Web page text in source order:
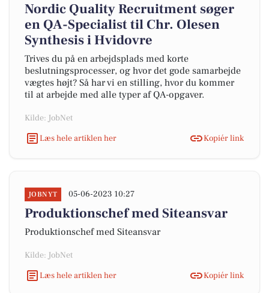
Nordic Quality Recruitment søger
en QA-Specialist til Chr. Olesen
Synthesis i Hvidovre
Trives du på en arbejdsplads med korte
beslutningsprocesser, og hvor det gode samarbejde
vægtes højt? Så har vi en stilling, hvor du kommer
til at arbejde med alle typer af QA-opgaver.
Kilde: JobNet
Læs hele artiklen her
Kopiér link
JOBNYT 05-06-2023 10:27
Produktionschef med Siteansvar
Produktionschef med Siteansvar
Kilde: JobNet
Læs hele artiklen her
Kopiér link